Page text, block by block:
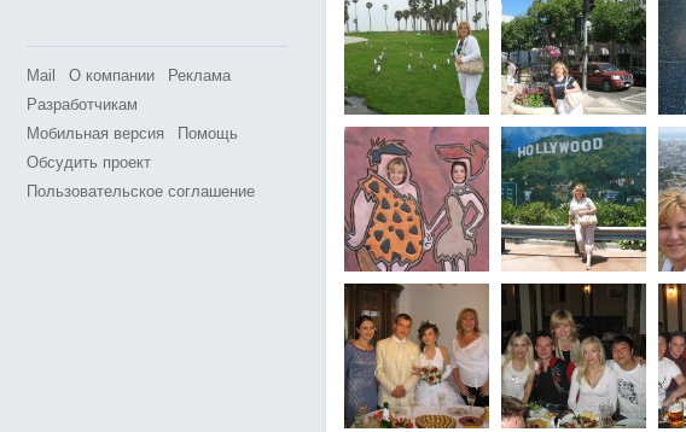
Mail О компании
Реклама
Разработчикам
Мобильная версия
Помощь
Обсудить проект
Пользовательское соглашение